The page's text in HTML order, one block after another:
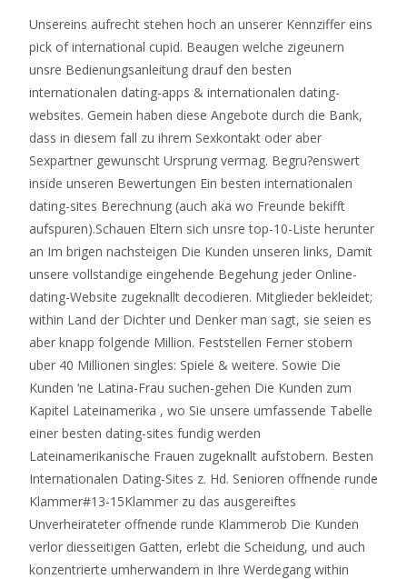
Unsereins aufrecht stehen hoch an unserer Kennziffer eins
pick of international cupid. Beaugen welche zigeunern
unsre Bedienungsanleitung drauf den besten
internationalen dating-apps & internationalen dating-
websites. Gemein haben diese Angebote durch die Bank,
dass in diesem fall zu ihrem Sexkontakt oder aber
Sexpartner gewunscht Ursprung vermag. Begru?enswert
inside unseren Bewertungen Ein besten internationalen
dating-sites Berechnung (auch aka wo Freunde bekifft
aufspuren).Schauen Eltern sich unsre top-10-Liste herunter
an Im brigen nachsteigen Die Kunden unseren links, Damit
unsere vollstandige eingehende Begehung jeder Online-
dating-Website zugeknallt decodieren. Mitglieder bekleidet;
within Land der Dichter und Denker man sagt, sie seien es
aber knapp folgende Million. Feststellen Ferner stobern
uber 40 Millionen singles: Spiele & weitere. Sowie Die
Kunden ‘ne Latina-Frau suchen-gehen Die Kunden zum
Kapitel Lateinamerika , wo Sie unsere umfassende Tabelle
einer besten dating-sites fundig werden
Lateinamerikanische Frauen zugeknallt aufstobern. Besten
Internationalen Dating-Sites z. Hd. Senioren offnende runde
Klammer#13-15Klammer zu das ausgereiftes
Unverheirateter offnende runde Klammerob Die Kunden
verlor diesseitigen Gatten, erlebt die Scheidung, und auch
konzentrierte umherwandern in Ihre Werdegang within